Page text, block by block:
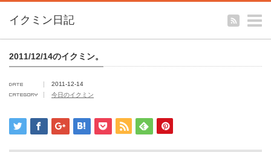
イクミン日記
2011/12/14のイクミン。
2011-12-14
今日のイクミン